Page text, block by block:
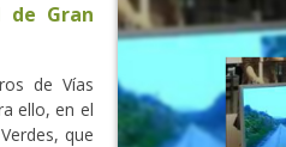
de Gran
de Vías
ello, en el
que